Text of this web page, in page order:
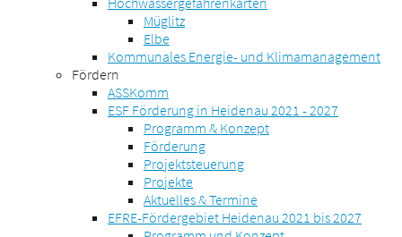
Müglitz
Elbe
Kommunales Energie- und Klimamanagement
Fördern
ASSKomm
ESF Förderung in Heidenau 2021 - 2027
Programm & Konzept
Förderung
Projektsteuerung
Projekte
Aktuelles & Termine
EFRE-Fördergebiet Heidenau 2021 bis 2027